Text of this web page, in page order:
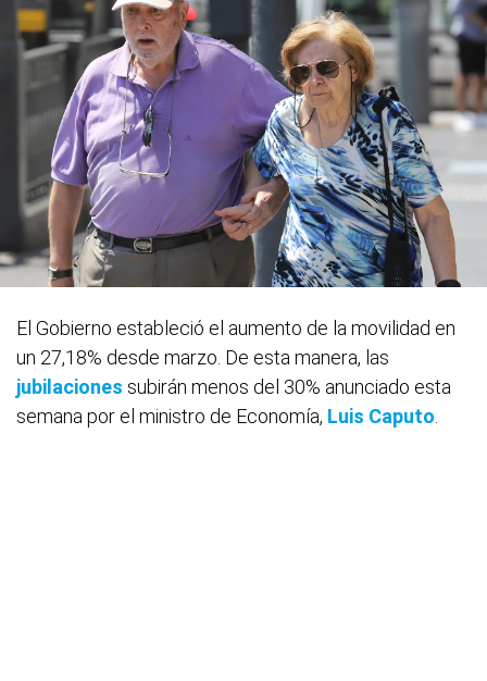
El Gobierno estableció el aumento de la movilidad en
un 27,18% desde marzo. De esta manera, las
jubilaciones subirán menos del 30% anunciado esta
semana por el ministro de Economía, Luis Caputo